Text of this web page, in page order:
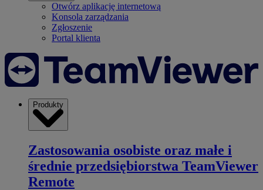
Otwórz aplikację internetową
Konsola zarządzania
Zgłoszenie
Portal klienta
Produkty
Zastosowania osobiste oraz małe i
średnie przedsiębiorstwa TeamViewer
Remote